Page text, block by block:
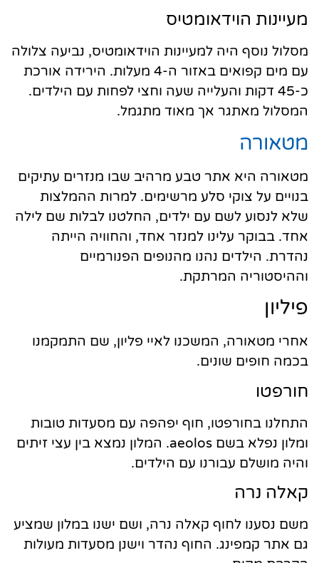
מעיינות הוידאומטיס
מסלול נוסף היה למעיינות הוידאומטיס, נביעה צלולה
עם מים קפואים באזור ה-4 מעלות. הירידה אורכת
כ-45 דקות והעלייה שעה וחצי לפחות עם הילדים.
המסלול מאתגר אך מאוד מתגמל.
מטאורה
מטאורה היא אתר טבע מרהיב שבו מנזרים עתיקים
בנויים על צוקי סלע מרשימים. למרות ההמלצות
שלא לנסוע לשם עם ילדים, החלטנו לבלות שם לילה
אחד. בבוקר עלינו למנזר אחד, והחוויה הייתה
נהדרת. הילדים נהנו מהנופים הפנורמיים
וההיסטוריה המרתקת.
פיליון
אחרי מטאורה, המשכנו לאיי פליון, שם התמקמנו
בכמה חופים שונים.
חורפטו
התחלנו בחורפטו, חוף יפהפה עם מסעדות טובות
ומלון נפלא בשם aeolos. המלון נמצא בין עצי זיתים
והיה מושלם עבורנו עם הילדים.
קאלה נרה
משם נסענו לחוף קאלה נרה, ושם ישנו במלון שמציע
גם אתר קמפינג. החוף נהדר וישנן מסעדות מעולות